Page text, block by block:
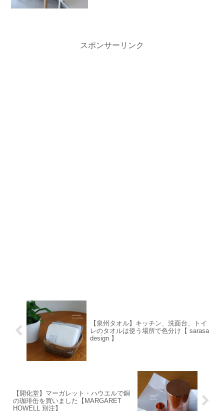
スポンサーリンク
【泉州タオル】キッチン、洗面台、トイ
レのタオルは使う場所で色分け【 sarasa
design 】
【開化堂】マーガレット・ハウエルで銅
の珈琲缶を買いました【MARGARET
HOWELL 別注】